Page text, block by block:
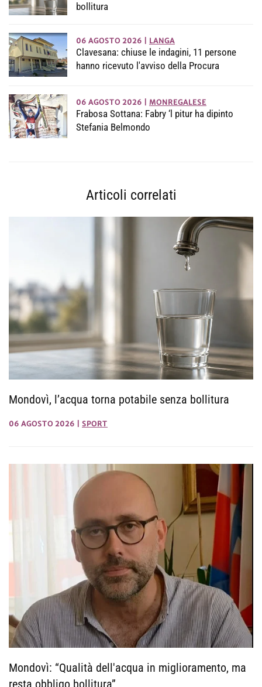
bollitura
06 AGOSTO 2026 LANGA
Clavesana: chiuse le indagini, 11 persone
hanno ricevuto l'avviso della Procura
06 AGOSTO 2026 MONREGALESE
Frabosa Sottana: Fabry ‘l pitur ha dipinto
Stefania Belmondo
Articoli correlati
Mondovì, l’acqua torna potabile senza bollitura
06 AGOSTO 2026 SPORT
Mondovì: “Qualità dell'acqua in miglioramento, ma
resta obbligo bollitura”